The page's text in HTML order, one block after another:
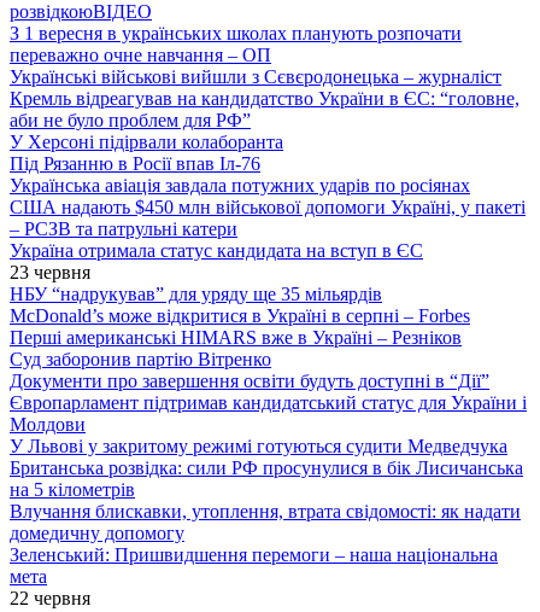
розвідкоюВІДЕО
З 1 вересня в українських школах планують розпочати
переважно очне навчання – ОП
Українські військові вийшли з Сєвєродонецька – журналіст
Кремль відреагував на кандидатство України в ЄС: “головне,
аби не було проблем для РФ”
У Херсоні підірвали колаборанта
Під Рязанню в Росії впав Іл-76
Українська авіація завдала потужних ударів по росіянах
США надають $450 млн військової допомоги Україні, у пакеті
– РСЗВ та патрульні катери
Україна отримала статус кандидата на вступ в ЄС
23 червня
НБУ “надрукував” для уряду ще 35 мільярдів
McDonald’s може відкритися в Україні в серпні – Forbes
Перші американські HIMARS вже в Україні – Резніков
Суд заборонив партію Вітренко
Документи про завершення освіти будуть доступні в “Дії”
Європарламент підтримав кандидатський статус для України і
Молдови
У Львові у закритому режимі готуються судити Медведчука
Британська розвідка: сили РФ просунулися в бік Лисичанська
на 5 кілометрів
Влучання блискавки, утоплення, втрата свідомості: як надати
домедичну допомогу
Зеленський: Пришвидшення перемоги – наша національна
мета
22 червня